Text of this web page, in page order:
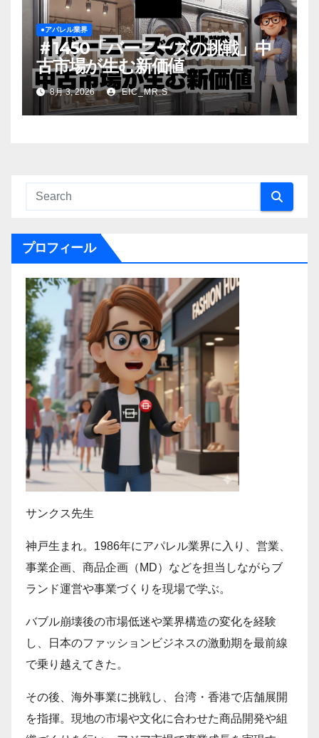
●アパレル業界
＃1450「バーニーズの挑戦」中
古市場が生む新価値
8月 3, 2026 EIC_MR.S
プロフィール
サンクス先生
神戸生まれ。1986年にアパレル業界に入り、営業、
事業企画、商品企画（MD）などを担当しながらブ
ランド運営や事業づくりを現場で学ぶ。
バブル崩壊後の市場低迷や業界構造の変化を経験
し、日本のファッションビジネスの激動期を最前線
で乗り越えてきた。
その後、海外事業に挑戦し、台湾・香港で店舗展開
を指揮。現地の市場や文化に合わせた商品開発や組